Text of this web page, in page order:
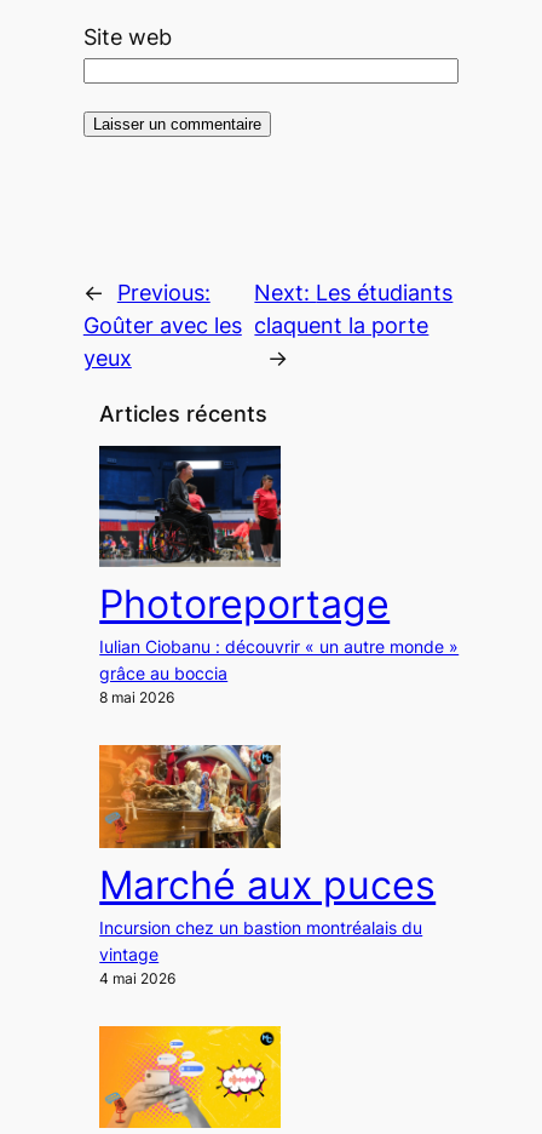
Site web
←
Previous:
Goûter avec les
yeux
Next: Les étudiants
claquent la porte
→
Articles récents
Photoreportage
Iulian Ciobanu : découvrir « un autre monde »
grâce au boccia
8 mai 2026
Marché aux puces
Incursion chez un bastion montréalais du
vintage
4 mai 2026